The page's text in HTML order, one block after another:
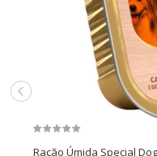
Ração Úmida Special